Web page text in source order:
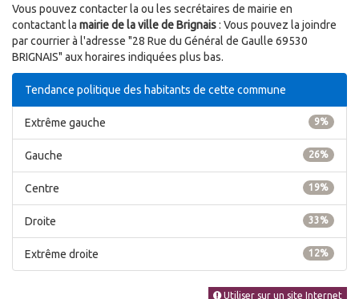
Vous pouvez contacter la ou les secrétaires de mairie en
contactant la mairie de la ville de Brignais: Vous pouvez la joindre
par courrier à l'adresse "28 Rue du Général de Gaulle 69530
BRIGNAIS" aux horaires indiquées plus bas.
Tendance politique des habitants de cette commune
9%
Extrême gauche
26%
Gauche
19%
Centre
33%
Droite
12%
Extrême droite
Utiliser sur un site Internet